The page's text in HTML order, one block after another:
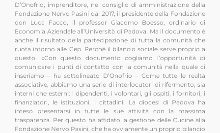
D’Onofrio, imprenditore, nel consiglio di amministrazione della
Fondazione Nervo Pasini dal 2017, il presidente della Fondazione
don Luca Facco, il professor Giacomo Boesso, ordinario di
Economia Aziendale all’Università di Padova. Ma il documento è
anche il risultato della partecipazione di tutta la comunità che
ruota intorno alle Cep. Perché il bilancio sociale serve proprio a
questo. «Con questo documento cogliamo l’opportunità di
comunicare i punti di contatto con la comunità nella quale ci
inseriamo – ha sottolineato D’Onofrio – Come tutte le realtà
associative, abbiamo una serie di interlocutori di rifermento, sia
interni che esterni: i dipendenti, i volontari, gli ospiti, i fornitori, i
finanziatori, le istituzioni, i cittadini. La diocesi di Padova ha
inteso presentarsi in tutte le sue attività con la massima
trasparenza. Per questo ha affidato la gestione delle Cucine alla
Fondazione Nervo Pasini, che ha ovviamente un proprio bilancio